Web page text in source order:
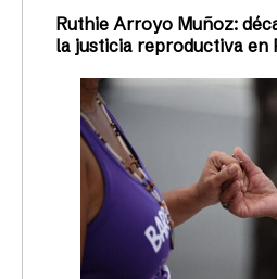
Ruthie Arroyo Muñoz:
la justicia reproductiva en